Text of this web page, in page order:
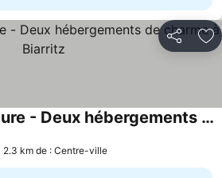
Partager
Entre Mer et Verdure - Deux hébergements de charme à Biarritz
2.3 km de : Centre-ville